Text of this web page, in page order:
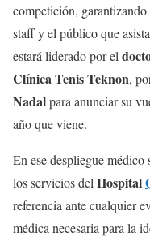
competición, garantizando
staff y el público que
estará liderado por el
Clínica Tenis Teknon,
Nadalpara anunciar su
año que viene.
En ese despliegue médico
los servicios del Hospital
referencia ante cualquier
médica necesaria para la